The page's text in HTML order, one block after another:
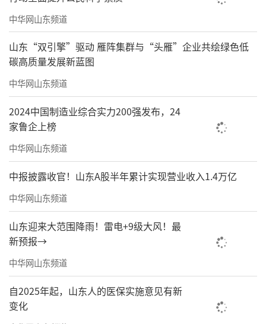
中华网山东频道
山东“双引擎”驱动 雁阵集群与“头雁”企业共绘绿色低
碳高质量发展新蓝图
中华网山东频道
2024中国制造业综合实力200强发布，24
家鲁企上榜
中华网山东频道
中报披露收官！山东A股半年累计实现营业收入1.4万亿
中华网山东频道
山东迎来大范围降雨！雷电+9级大风！最
新预报→
中华网山东频道
自2025年起，山东人的医保实施意见有新
变化